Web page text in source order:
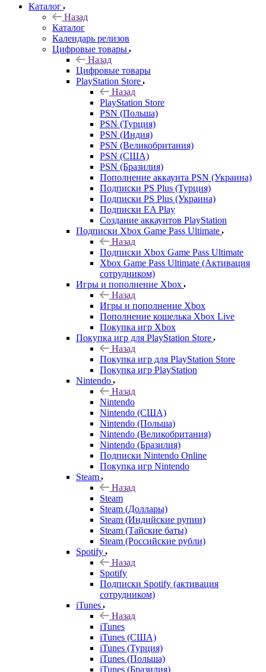
Каталог
Назад
Каталог
Календарь релизов
Цифровые товары
Назад
Цифровые товары
PlayStation Store
Назад
PlayStation Store
PSN (Польша)
PSN (Турция)
PSN (Индия)
PSN (Великобритания)
PSN (США)
PSN (Бразилия)
Пополнение аккаунта PSN (Украина)
Подписки PS Plus (Турция)
Подписки PS Plus (Украина)
Подписки EA Play
Создание аккаунтов PlayStation
Подписки Xbox Game Pass Ultimate
Назад
Подписки Xbox Game Pass Ultimate
Xbox Game Pass Ultimate (Активация
сотрудником)
Игры и пополнение Xbox
Назад
Игры и пополнение Xbox
Пополнение кошелька Xbox Live
Покупка игр Xbox
Покупка игр для PlayStation Store
Назад
Покупка игр для PlayStation Store
Покупка игр PlayStation
Nintendo
Назад
Nintendo
Nintendo (США)
Nintendo (Польша)
Nintendo (Великобритания)
Nintendo (Бразилия)
Подписки Nintendo Online
Покупка игр Nintendo
Steam
Назад
Steam
Steam (Доллары)
Steam (Индийские рупии)
Steam (Тайские баты)
Steam (Российские рубли)
Spotify
Назад
Spotify
Подписки Spotify (активация
сотрудником)
iTunes
Назад
iTunes
iTunes (США)
iTunes (Турция)
iTunes (Польша)
iTunes (Бразилия)